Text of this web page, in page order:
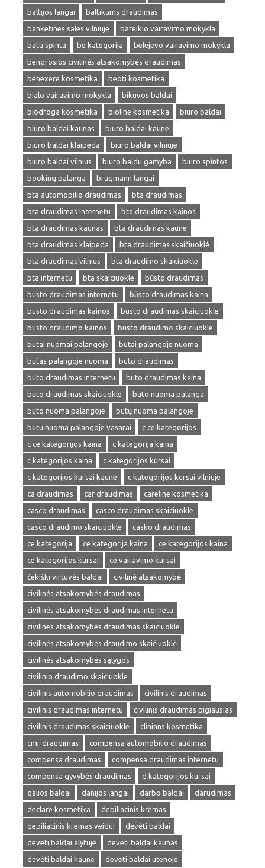
baltijos langai
baltikums draudimas
banketines sales vilniuje
bareikio vairavimo mokykla
batu spinta
be kategorija
belejevo vairavimo mokykla
bendrosios civilinės atsakomybės draudimas
benexere kosmetika
beoti kosmetika
bialo vairavimo mokykla
bikuvos baldai
biodroga kosmetika
bioline kosmetika
biuro baldai
biuro baldai kaunas
biuro baldai kaune
biuro baldai klaipeda
biuro baldai vilniuje
biuro baldai vilnius
biuro baldu gamyba
biuro spintos
booking palanga
brugmann langai
bta automobilio draudimas
bta draudimas
bta draudimas internetu
bta draudimas kainos
bta draudimas kaunas
bta draudimas kaune
bta draudimas klaipeda
bta draudimas skaičiuoklė
bta draudimas vilnius
bta draudimo skaiciuokle
bta internetu
bta skaiciuokle
būsto draudimas
busto draudimas internetu
būsto draudimas kaina
busto draudimas kainos
busto draudimas skaiciuokle
busto draudimo kainos
busto draudimo skaiciuokle
butai nuomai palangoje
butai palangoje nuoma
butas palangoje nuoma
buto draudimas
buto draudimas internetu
buto draudimas kaina
buto draudimas skaiciuokle
buto nuoma palanga
buto nuoma palangoje
butų nuoma palangoje
butu nuoma palangoje vasarai
c ce kategorijos
c ce kategorijos kaina
c kategorija kaina
c kategorijos kaina
c kategorijos kursai
c kategorijos kursai kaune
c kategorijos kursai vilniuje
ca draudimas
car draudimas
careline kosmetika
casco draudimas
casco draudimas skaiciuokle
casco draudimo skaiciuokle
casko draudimas
ce kategorija
ce kategorija kaina
ce kategorijos kaina
ce kategorijos kursai
ce vairavimo kursai
čekiški virtuvės baldai
civilinė atsakomybė
civilinės atsakomybės draudimas
civilinės atsakomybės draudimas internetu
civilines atsakomybes draudimas skaiciuokle
civilinės atsakomybės draudimo skaičiuoklė
civilinės atsakomybės sąlygos
civilinio draudimo skaiciuokle
civilinis automobilio draudimas
civilinis draudimas
civilinis draudimas internetu
civilinis draudimas pigiausias
civilinis draudimas skaiciuokle
clinians kosmetika
cmr draudimas
compensa automobilio draudimas
compensa draudimas
compensa draudimas internetu
compensa gyvybės draudimas
d kategorijos kursai
dalios baldai
danijos langai darbo baldai
darudimas
declare kosmetika
depiliacinis kremas
depiliacinis kremas veidui
dėvėti baldai
deveti baldai alytuje
deveti baldai kaunas
dėvėti baldai kaune
deveti baldai utenoje